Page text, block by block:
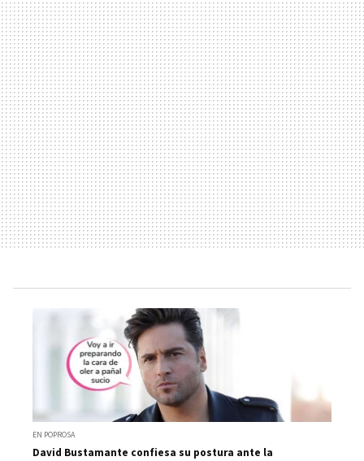
EN POPROSA
David Bustamante confiesa su postura ante la